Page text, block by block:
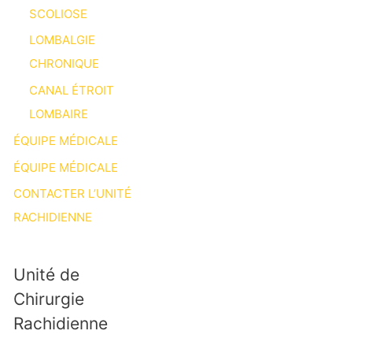
SCOLIOSE
LOMBALGIE
CHRONIQUE
CANAL ÉTROIT
LOMBAIRE
ÉQUIPE MÉDICALE
ÉQUIPE MÉDICALE
CONTACTER L’UNITÉ
RACHIDIENNE
Unité de
Chirurgie
Rachidienne